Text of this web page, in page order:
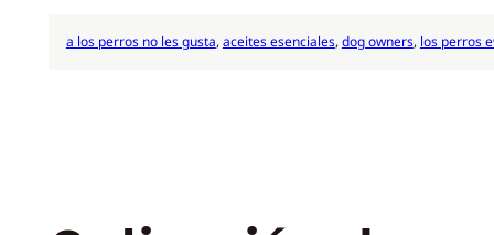
a los perros no les gusta, aceites esenciales, dog owners, los perros